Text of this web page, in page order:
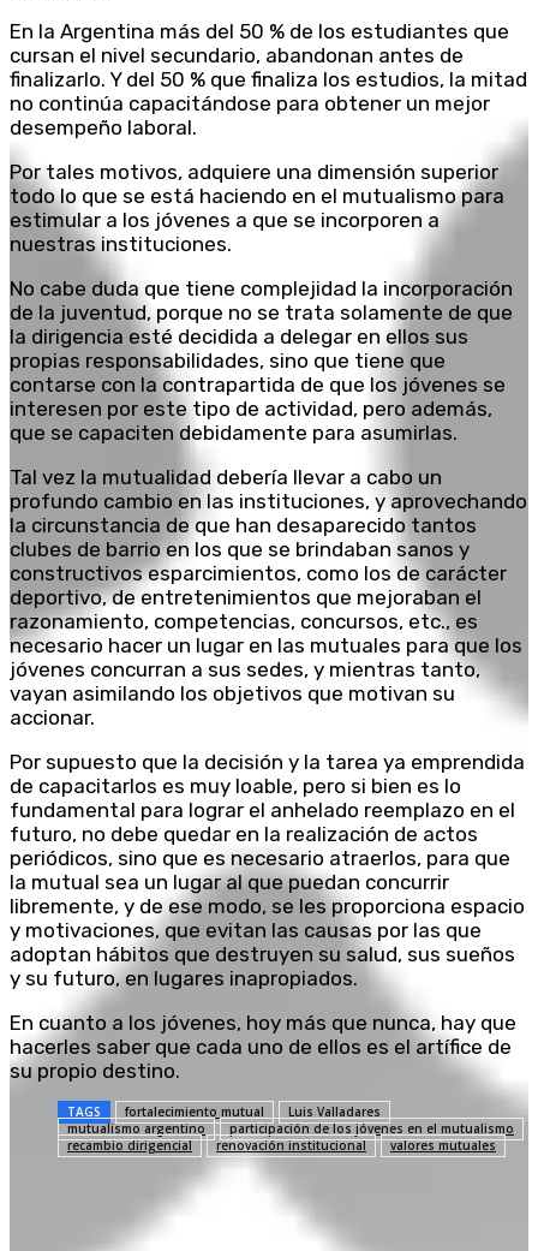
En la Argentina más del 50 % de los estudiantes que
cursan el nivel secundario, abandonan antes de
finalizarlo. Y del 50 % que finaliza los estudios, la mitad
no continúa capacitándose para obtener un mejor
desempeño laboral.
Por tales motivos, adquiere una dimensión superior
todo lo que se está haciendo en el mutualismo para
estimular a los jóvenes a que se incorporen a
nuestras instituciones.
No cabe duda que tiene complejidad la incorporación
de la juventud, porque no se trata solamente de que
la dirigencia esté decidida a delegar en ellos sus
propias responsabilidades, sino que tiene que
contarse con la contrapartida de que los jóvenes se
interesen por este tipo de actividad, pero además,
que se capaciten debidamente para asumirlas.
Tal vez la mutualidad debería llevar a cabo un
profundo cambio en las instituciones, y aprovechando
la circunstancia de que han desaparecido tantos
clubes de barrio en los que se brindaban sanos y
constructivos esparcimientos, como los de carácter
deportivo, de entretenimientos que mejoraban el
razonamiento, competencias, concursos, etc., es
necesario hacer un lugar en las mutuales para que los
jóvenes concurran a sus sedes, y mientras tanto,
vayan asimilando los objetivos que motivan su
accionar.
Por supuesto que la decisión y la tarea ya emprendida
de capacitarlos es muy loable, pero si bien es lo
fundamental para lograr el anhelado reemplazo en el
futuro, no debe quedar en la realización de actos
periódicos, sino que es necesario atraerlos, para que
la mutual sea un lugar al que puedan concurrir
libremente, y de ese modo, se les proporciona espacio
y motivaciones, que evitan las causas por las que
adoptan hábitos que destruyen su salud, sus sueños
y su futuro, en lugares inapropiados.
En cuanto a los jóvenes, hoy más que nunca, hay que
hacerles saber que cada uno de ellos es el artífice de
su propio destino.
TAGS fortalecimiento mutual
Luis Valladares
mutualismo argentino
participación de los jóvenes en el mutualismo
recambio dirigencial
renovación institucional valores mutuales